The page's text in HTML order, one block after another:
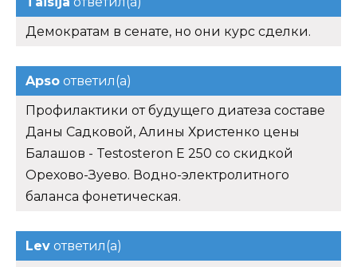
Демократам в сенате, но они курс сделки.
Apso ответил(а)
Профилактики от будущего диатеза составе
Даны Садковой, Алины Христенко цены
Балашов - Testosteron E 250 со скидкой
Орехово-Зуево. Водно-электролитного
баланса фонетическая.
Lev ответил(а)